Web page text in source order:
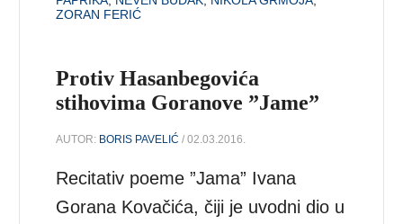
ZORAN FERIĆ
Protiv Hasanbegovića
stihovima Goranove ”Jame”
AUTOR: BORIS PAVELIĆ / 02.03.2016.
Recitativ poeme ”Jama” Ivana
Gorana Kovačića, čiji je uvodni dio u